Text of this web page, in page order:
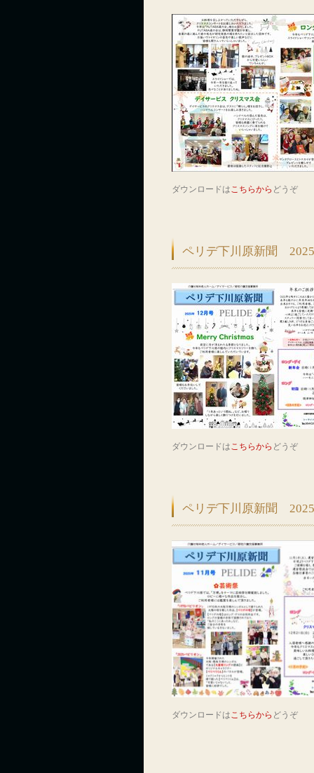
ダウンロードはこちらから どうぞ
ペリデ下川原新聞
ダウンロードはこちらから どうぞ
ペリデ下川原新聞
ダウンロードはこちらから どうぞ